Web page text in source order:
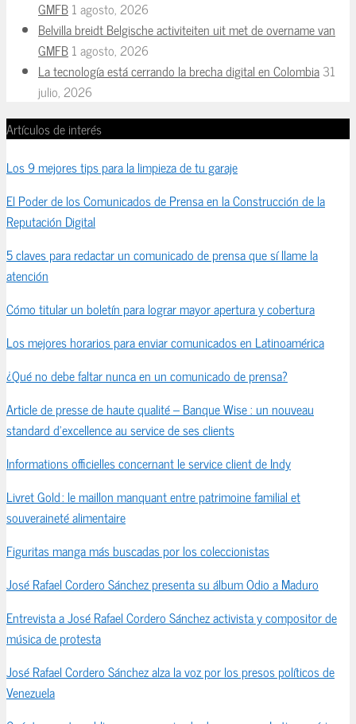
GMFB1 agosto, 2026
Belvilla breidt Belgische activiteiten uit met de overname van
GMFB1 agosto, 2026
La tecnología está cerrando la brecha digital en Colombia31
julio, 2026
Artículos de interés
Los 9 mejores tips para la limpieza de tu garaje
El Poder de los Comunicados de Prensa en la Construcción de la
Reputación Digital
5 claves para redactar un comunicado de prensa que sí llame la
atención
Cómo titular un boletín para lograr mayor apertura y cobertura
Los mejores horarios para enviar comunicados en Latinoamérica
¿Qué no debe faltar nunca en un comunicado de prensa?
Article de presse de haute qualité – Banque Wise : un nouveau
standard d’excellence au service de ses clients
Informations officielles concernant le service client de Indy
Livret Gold : le maillon manquant entre patrimoine familial et
souveraineté alimentaire
Figuritas manga más buscadas por los coleccionistas
José Rafael Cordero Sánchez presenta su álbum Odio a Maduro
Entrevista a José Rafael Cordero Sánchez activista y compositor de
música de protesta
José Rafael Cordero Sánchez alza la voz por los presos políticos de
Venezuela